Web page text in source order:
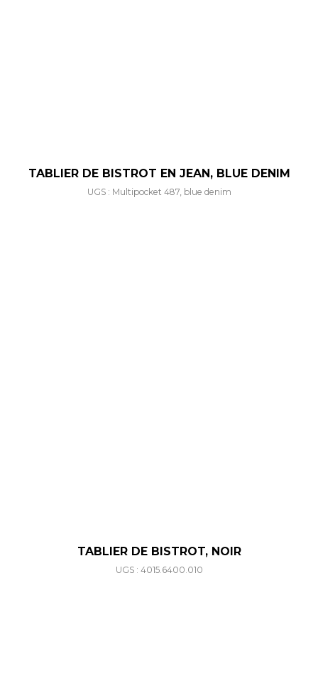
TABLIER DE BISTROT EN JEAN, BLUE DENIM
UGS : Multipocket 487, blue denim
TABLIER DE BISTROT, NOIR
UGS : 4015.6400.010